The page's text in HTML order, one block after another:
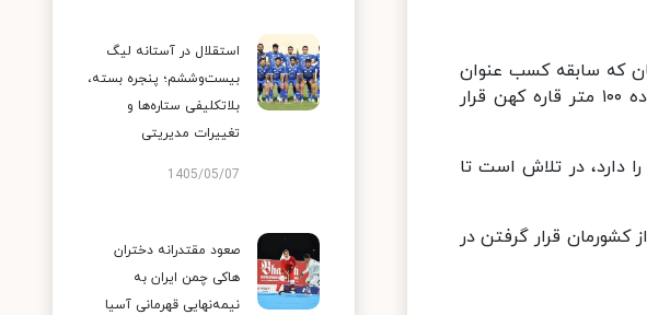
که سابقه کسب عنوان
قهرمانی آسیا را در کارنامه دارد، با پیشی گرفتن از تمامی رقبای نامدار خود، در صدر رنکینگ ماده ۱۰۰ متر قاره کهن قرار
دارد، در تلاش است تا
کشورمان قرار گرفتن در
استقلال در آستانه لیگ
بیست‌وششم؛ پنجره بسته،
بلاتکلیفی ستاره‌ها و
تغییرات مدیریتی
1405/05/07
صعود مقتدرانه دختران
هاکی چمن ایران به
نیمه‌نهایی قهرمانی آسیا